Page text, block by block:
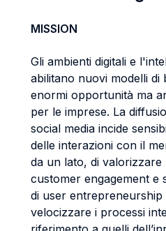
MISSION
Gli ambienti digitali e
abilitano nuovi modelli di
enormi opportunità ma
per le imprese. La
social media incide
delle interazioni con il
da un lato, di
customer engagement e
di user entrepreneurship
velocizzare i processi